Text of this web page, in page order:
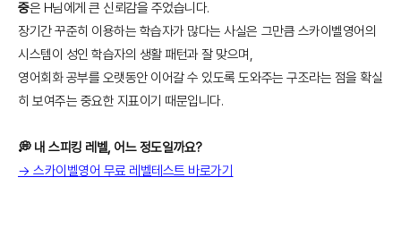
중은 H님에게 큰 신뢰감을 주었습니다.
장기간 꾸준히 이용하는 학습자가 많다는 사실은 그만큼 스카이벨영어의
시스템이 성인 학습자의 생활 패턴과 잘 맞으며,
영어회화 공부를 오랫동안 이어갈 수 있도록 도와주는 구조라는 점을 확실
히 보여주는 중요한 지표이기 때문입니다.
💭 내 스피킹 레벨, 어느 정도일까요?
→ 스카이벨영어 무료 레벨테스트 바로가기